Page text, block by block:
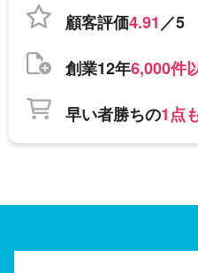
顧客評価4.91／5
創業12年6,000件
早い者勝ちの1点